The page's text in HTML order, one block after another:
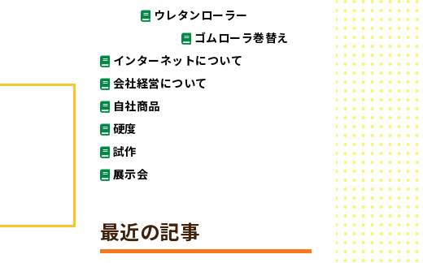
ウレタンローラー
ゴムローラ巻替え
インターネットについて
会社経営について
自社商品
硬度
試作
展示会
最近の記事